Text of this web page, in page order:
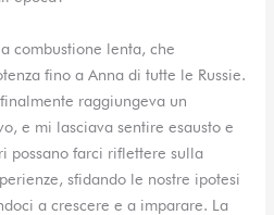
combustione lenta, che
fino a Anna di tutte le Russie.
raggiungeva un
e mi lasciava sentire esausto e
possano farci riflettere sulla
sfidando le nostre ipotesi
a crescere e a imparare. La